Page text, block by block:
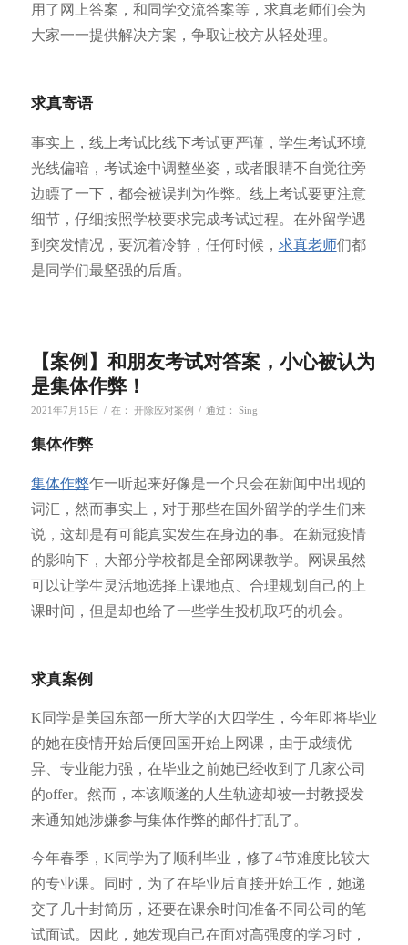
用了网上答案，和同学交流答案等，求真老师们会为
大家一一提供解决方案，争取让校方从轻处理。
求真寄语
事实上，线上考试比线下考试更严谨，学生考试环境
光线偏暗，考试途中调整坐姿，或者眼睛不自觉往旁
边瞟了一下，都会被误判为作弊。线上考试要更注意
细节，仔细按照学校要求完成考试过程。在外留学遇
到突发情况，要沉着冷静，任何时候， 求真老师们都
是同学们最坚强的后盾。
【案例】和朋友考试对答案，小心被认为
是集体作弊！
2021年7月15日 / 在： 开除应对案例 / 通过： Sing
集体作弊
集体作弊乍一听起来好像是一个只会在新闻中出现的
词汇，然而事实上，对于那些在国外留学的学生们来
说，这却是有可能真实发生在身边的事。在新冠疫情
的影响下，大部分学校都是全部网课教学。网课虽然
可以让学生灵活地选择上课地点、合理规划自己的上
课时间，但是却也给了一些学生投机取巧的机会。
求真案例
K同学是美国东部一所大学的大四学生，今年即将毕业
的她在疫情开始后便回国开始上网课，由于成绩优
异、专业能力强，在毕业之前她已经收到了几家公司
的offer。然而，本该顺遂的人生轨迹却被一封教授发
来通知她涉嫌参与集体作弊的邮件打乱了。
今年春季，K同学为了顺利毕业，修了4节难度比较大
的专业课。同时，为了在毕业后直接开始工作，她递
交了几十封简历，还要在课余时间准备不同公司的笔
试面试。因此，她发现自己在面对高强度的学习时，